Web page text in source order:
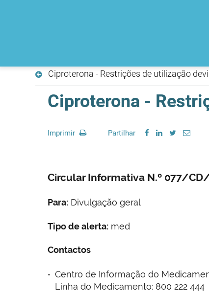
Ciproterona - Restrições de utilização
Ciproterona -
Imprimir Partilhar
Circular Informativa N.º 077/
Para: Divulgação geral
Tipo de alerta: med
Contactos
Centro de Informação do
Linha do Medicamento: 800 222 444